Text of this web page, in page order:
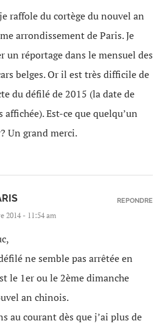
raffole du cortège du nouvel an
arrondissement de Paris. Je
un réportage dans le mensuel des
belges. Or il est très difficile de
du défilé de 2015 (la date de
Est-ce que quelqu’un
Un grand merci.
2014 - 11:54 am
ne semble pas arrêtée en
le 1er ou le 2ème dimanche
an chinois.
au courant dès que j’ai plus de
REPONDRE